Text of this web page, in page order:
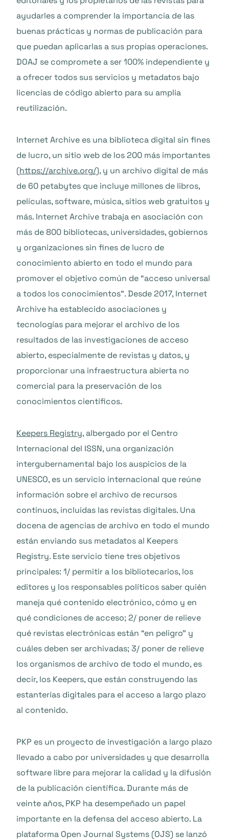
ayudarles a comprender la importancia de las
buenas prácticas y normas de publicación para
que puedan aplicarlas a sus propias operaciones.
DOAJ se compromete a ser 100% independiente y
a ofrecer todos sus servicios y metadatos bajo
licencias de código abierto para su amplia
reutilización.
Internet Archive es una biblioteca digital sin fines
de lucro, un sitio web de los 200 más importantes
(https://archive.org/), y un archivo digital de más
de 60 petabytes que incluye millones de libros,
películas, software, música, sitios web gratuitos y
más. Internet Archive trabaja en asociación con
más de 800 bibliotecas, universidades, gobiernos
y organizaciones sin fines de lucro de
conocimiento abierto en todo el mundo para
promover el objetivo común de “acceso universal
a todos los conocimientos”. Desde 2017, Internet
Archive ha establecido asociaciones y
tecnologías para mejorar el archivo de los
resultados de las investigaciones de acceso
abierto, especialmente de revistas y datos, y
proporcionar una infraestructura abierta no
comercial para la preservación de los
conocimientos científicos.
Keepers Registry, albergado por el Centro
Internacional del ISSN, una organización
intergubernamental bajo los auspicios de la
UNESCO, es un servicio internacional que reúne
información sobre el archivo de recursos
continuos, incluidas las revistas digitales. Una
docena de agencias de archivo en todo el mundo
están enviando sus metadatos al Keepers
Registry. Este servicio tiene tres objetivos
principales: 1/ permitir a los bibliotecarios, los
editores y los responsables políticos saber quién
maneja qué contenido electrónico, cómo y en
qué condiciones de acceso; 2/ poner de relieve
qué revistas electrónicas están “en peligro” y
cuáles deben ser archivadas; 3/ poner de relieve
los organismos de archivo de todo el mundo, es
decir, los Keepers, que están construyendo las
estanterías digitales para el acceso a largo plazo
al contenido.
PKP es un proyecto de investigación a largo plazo
llevado a cabo por universidades y que desarrolla
software libre para mejorar la calidad y la difusión
de la publicación científica. Durante más de
veinte años, PKP ha desempeñado un papel
importante en la defensa del acceso abierto. La
plataforma Open Journal Systems (OJS) se lanzó